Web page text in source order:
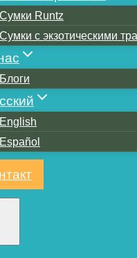
Сумки Runtz
Сумки с экзотическими
Блоги
English
Español